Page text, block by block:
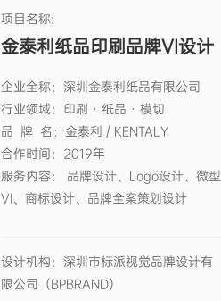
项目名称:
金泰利纸品印刷品牌VI设计
企业全称： 深圳金泰利纸品有限公司
行业领域： 印刷 · 纸品 · 模切
品 牌 名：金泰利 / KENTALY
合作时间： 2019年
服务内容：
品牌设计、Logo设计、微型
VI、商标设计、品牌全案策划设计
设计机构： 深圳市标派视觉品牌设计有
限公司（BPBRAND）